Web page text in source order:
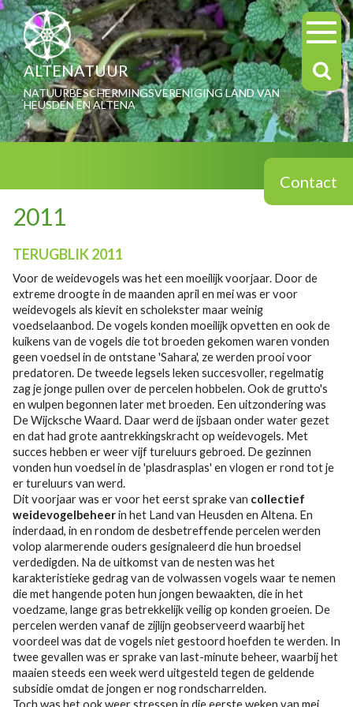
ALTENATUUR
NATUURBESCHERMINGSVERENIGING LAND VAN
HEUSDEN EN ALTENA
Contact
2011
TERUGBLIK 2011
Voor de weidevogels was het een moeilijk voorjaar. Door de
extreme droogte in de maanden april en mei was er voor
weidevogels als kievit en scholekster maar weinig
voedselaanbod. De vogels konden moeilijk opvetten en ook de
kuikens van de vogels die tot broeden gekomen waren vonden
geen voedsel in de ontstane 'Sahara', ze werden prooi voor
predatoren. De tweede legsels leken succesvoller, regelmatig
zag je jonge pullen over de percelen hobbelen. Ook de grutto's
en wulpen begonnen later met broeden. Een uitzondering was
De Wijcksche Waard. Daar werd de ijsbaan onder water gezet
en dat had grote aantrekkingskracht op weidevogels. Met
succes hebben er weer vijf tureluurs gebroed. De gezinnen
vonden hun voedsel in de 'plasdrasplas' en vlogen er rond tot je
er tureluurs van werd.
Dit voorjaar was er voor het eerst sprake van collectief
weidevogelbeheerin het Land van Heusden en Altena. En
inderdaad, in en rondom de desbetreffende percelen werden
volop alarmerende ouders gesignaleerd die hun broedsel
verdedigden. Na de uitkomst van de nesten was het
karakteristieke gedrag van de volwassen vogels waar te nemen
die met hangende poten hun jongen bewaakten, die in het
voedzame, lange gras betrekkelijk veilig op konden groeien. De
percelen werden vanaf de zijlijn geobserveerd waarbij het
voordeel was dat de vogels niet gestoord hoefden te werden. In
twee gevallen was er sprake van last-minute beheer, waarbij het
maaien steeds een week werd uitgesteld tegen de geldende
subsidie omdat de jongen er nog rondscharrelden.
Toch was het ook weer stressen in die eerste weken van mei.